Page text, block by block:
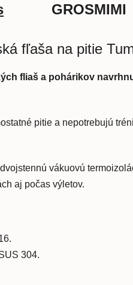
GROSMIMI
fľaša na pitie
fliaš a pohárikov
pitie a nepotrebujú
vákuovú
aj počas výletov.
304.